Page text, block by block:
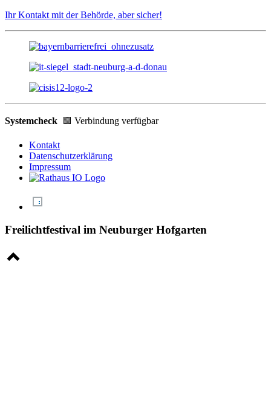
Ihr Kontakt mit der Behörde, aber sicher!
Systemcheck 🟩 Verbindung verfügbar
Kontakt
Datenschutzerklärung
Impressum
Freilichtfestival im Neuburger Hofgarten